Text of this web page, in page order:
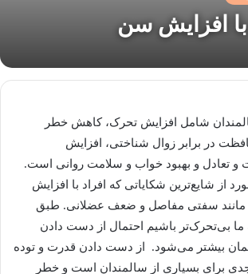
با افزایش سن
شامل افزایش تحرک، کاهش خطر
در برابر زوال شناختی، افزایش
و تعادل و بهبود خواب و سلامت روانی است.
از شایع‌ترین شکایاتی که افراد با افزایش
مانند سفتی مفاصل و ضعف عضلانی. طبق
بی‌تحرک‌تر باشیم احتمال از دست دادن
بیشتر می‌شود. از دست دادن قدرت و توده
برای بسیاری از سالمندان است و خطر